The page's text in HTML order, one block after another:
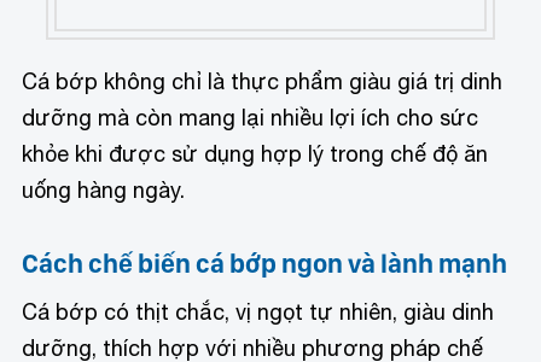
Cá bớp không chỉ là thực phẩm giàu giá trị dinh
dưỡng mà còn mang lại nhiều lợi ích cho sức
khỏe khi được sử dụng hợp lý trong chế độ ăn
uống hàng ngày.
Cách chế biến cá bớp ngon và lành mạnh
Cá bớp có thịt chắc, vị ngọt tự nhiên, giàu dinh
dưỡng, thích hợp với nhiều phương pháp chế